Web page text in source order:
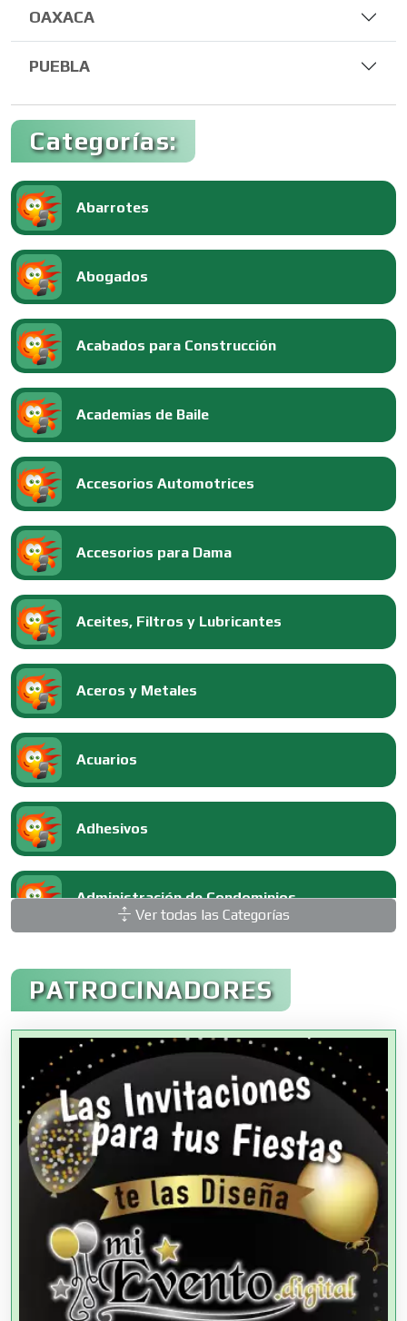
OAXACA
PUEBLA
Categorías:
Abarrotes
Abogados
Acabados para Construcción
Academias de Baile
Accesorios Automotrices
Accesorios para Dama
Aceites, Filtros y Lubricantes
Aceros y Metales
Acuarios
Adhesivos
Administración de Condominios
Administración de Empresas
Agencias Aduanales
Agencias de Autos
Agencias de Cobranza
Agencias de Colocación
Agencias de Modelos
Ver todas las Categorías
PATROCINADORES